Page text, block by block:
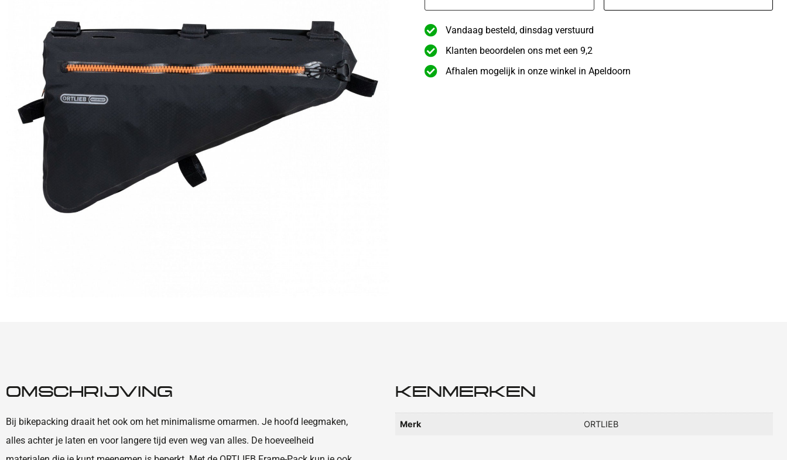
Vandaag besteld, dinsdag verstuurd
Klanten beoordelen ons met een 9,2
Afhalen mogelijk in onze winkel in Apeldoorn
OMSCHRIJVING
Bij bikepacking draait het ook om het minimalisme omarmen. Je hoofd leegmaken,
alles achter je laten en voor langere tijd even weg van alles. De hoeveelheid
KENMERKEN
Merk ORTLIEB